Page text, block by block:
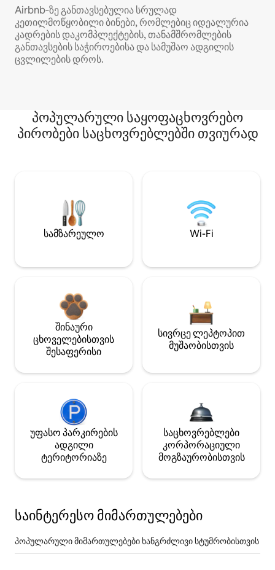
Airbnb‑ზე განთავსებულია სრულად
კეთილმოწყობილი ბინები, რომლებიც იდეალურია
კადრების დაკომპლექტების, თანამშრომლების
განთავსების საჭიროებისა და სამუშაო ადგილის
ცვლილების დროს.
პოპულარული საყოფაცხოვრებო
პირობები საცხოვრებლებში თვიურად
სამზარეულო Wi-Fi
შინაური
ცხოველებისთვის
შესაფერისი
სივრცე ლეპტოპით
მუშაობისთვის
უფასო პარკირების
ადგილი
ტერიტორიაზე
საცხოვრებლები
კორპორაციული
მოგზაურობისთვის
საინტერესო მიმართულებები
პოპულარული მიმართულებები ხანგრძლივი სტუმრობისთვის